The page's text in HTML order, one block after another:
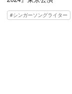
シンガーソングライター